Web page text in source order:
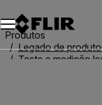
Produtos
Legado de
Teste e medição